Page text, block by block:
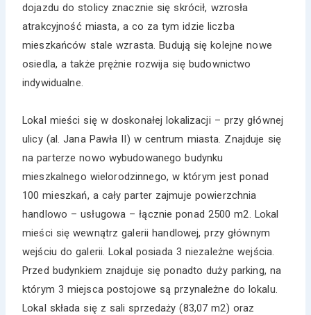
dojazdu do stolicy znacznie się skrócił, wzrosła
atrakcyjność miasta, a co za tym idzie liczba
mieszkańców stale wzrasta. Budują się kolejne nowe
osiedla, a także prężnie rozwija się budownictwo
indywidualne.
Lokal mieści się w doskonałej lokalizacji – przy głównej
ulicy (al. Jana Pawła II) w centrum miasta. Znajduje się
na parterze nowo wybudowanego budynku
mieszkalnego wielorodzinnego, w którym jest ponad
100 mieszkań, a cały parter zajmuje powierzchnia
handlowo – usługowa – łącznie ponad 2500 m2. Lokal
mieści się wewnątrz galerii handlowej, przy głównym
wejściu do galerii. Lokal posiada 3 niezależne wejścia.
Przed budynkiem znajduje się ponadto duży parking, na
którym 3 miejsca postojowe są przynależne do lokalu.
Lokal składa się z sali sprzedaży (83,07 m2) oraz